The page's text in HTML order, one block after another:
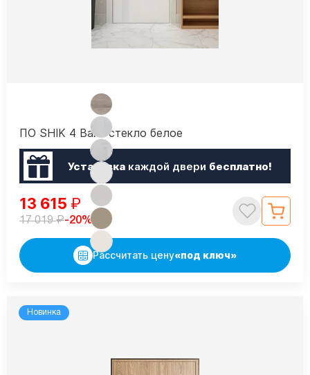
ПО SHIK 4 Вайт стекло белое
Установкакаждой двери бесплатно!
13 615 ₽
17 019₽-20%
Рассчитать цену«под ключ»
Новинка